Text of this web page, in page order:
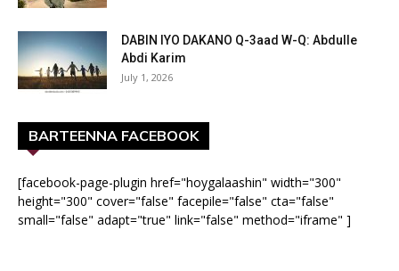
DABIN IYO DAKANO Q-3aad W-Q: Abdulle
Abdi Karim
July 1, 2026
BARTEENNA FACEBOOK
[facebook-page-plugin href="hoygalaashin" width="300"
height="300" cover="false" facepile="false" cta="false"
small="false" adapt="true" link="false" method="iframe" ]